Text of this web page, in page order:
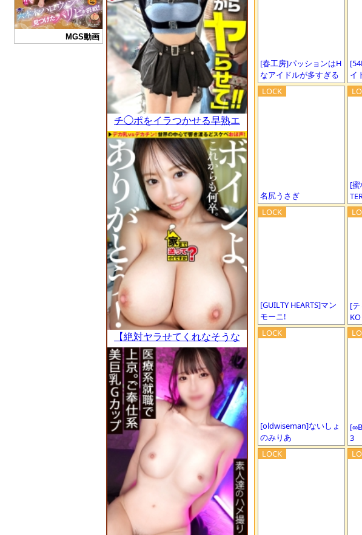
MGS動画
[春工房]パッションはH
なアイドルが多すぎる
イ
名尻うさぎ
[蜜
[GUILTY HEARTS]マン
モーニ!
[
[oldwiseman]ないしょ
のみりあ
3
チ◯ポをイラつかせる早熟エ
ロボディ。若さ、ビジュ、谷
間、ピチピチの生脚…自分の
魅せ方をわかってる小娘ww
舐められたもんです。もちろ
んついてって、テキト～に乗
っかって陥落させます。おマ
セボディにブチ込み放題。壊
れた蛇口みたいな潮吹いて
て、その気になるのが早い雑
魚マンでしたww：case.67
【絶対ヤラせてくれなそうな
美女SP】 なのにめちゃくち
ゃヤラせてくれる！ 1000人
斬り！信じられないオホ声が
家中響き渡る！ やっぱりヤリ
マンが一番いい！ ⇒出会い系
でヤる前の一番エロいあの時
間を再現 ⇒男と話しているの
ではなくチ●コと話をしてい
る ⇒ヌケる！ピタピタのテニ
スウェアSEX ⇒デカチンにヤ
ラれまくってブッ飛ぶ！オホ
声があなたの頭の中に直接響
きます ⇒男とは？1000人と